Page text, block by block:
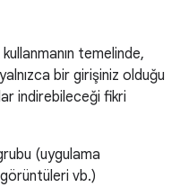
temelinde,
bir girişiniz olduğu
indirebileceği fikri
(uygulama
vb.)